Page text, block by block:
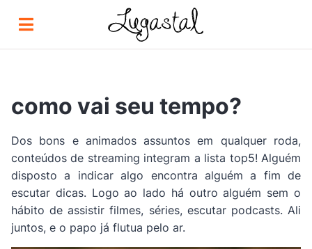
como vai seu tempo?
Dos bons e animados assuntos em qualquer roda,
conteúdos de streaming integram a lista top5! Alguém
disposto a indicar algo encontra alguém a fim de
escutar dicas. Logo ao lado há outro alguém sem o
hábito de assistir filmes, séries, escutar podcasts. Ali
juntos, e o papo já flutua pelo ar.